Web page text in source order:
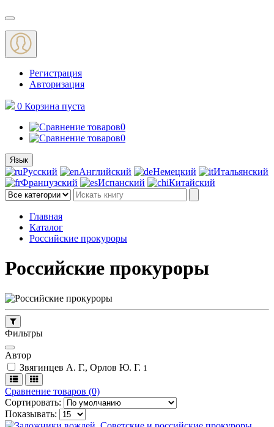
Меню
Регистрация
Авторизация
0 Корзина пуста
0
0
Язык
Русский Английский Немецкий
Итальянский
Французский
Испанский Китайский
Главная
Каталог
Российские прокуроры
Российские прокуроры
Фильтры
Автор
Звягинцев А. Г., Орлов Ю. Г. 1
Сравнение товаров (0)
Сортировать:
Показывать: